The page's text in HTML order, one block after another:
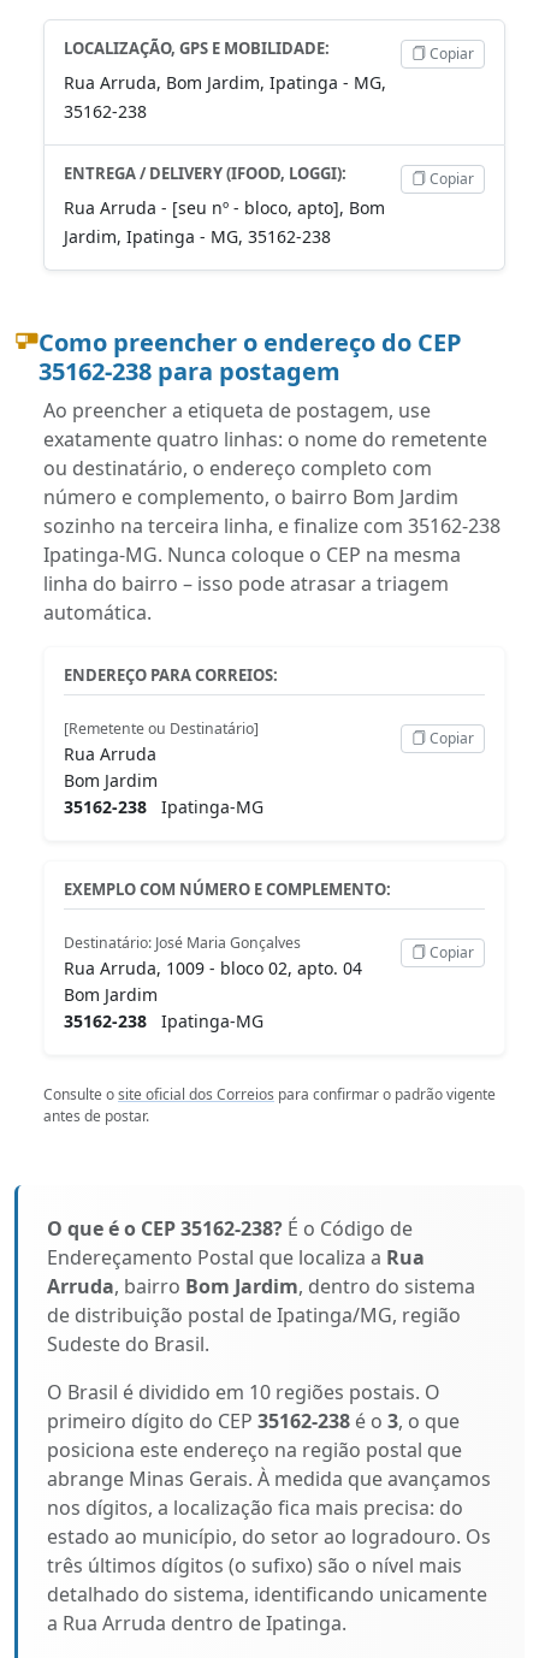
LOCALIZAÇÃO, GPS E MOBILIDADE:
Rua Arruda, Bom Jardim, Ipatinga - MG,
35162-238
Copiar
ENTREGA / DELIVERY (IFOOD, LOGGI):
Rua Arruda - [seu nº - bloco, apto], Bom
Jardim, Ipatinga - MG, 35162-238
Copiar
Como preencher o endereço do CEP
35162-238 para postagem
Ao preencher a etiqueta de postagem, use
exatamente quatro linhas: o nome do remetente
ou destinatário, o endereço completo com
número e complemento, o bairro Bom Jardim
sozinho na terceira linha, e finalize com 35162-238
Ipatinga-MG. Nunca coloque o CEP na mesma
linha do bairro – isso pode atrasar a triagem
automática.
ENDEREÇO PARA CORREIOS:
[Remetente ou Destinatário]
Rua Arruda
Bom Jardim
35162-238 Ipatinga-MG
Copiar
EXEMPLO COM NÚMERO E COMPLEMENTO:
Destinatário: José Maria Gonçalves
Rua Arruda, 1009 - bloco 02, apto. 04
Bom Jardim
35162-238 Ipatinga-MG
Copiar
Consulte osite oficial dos Correios para confirmar o padrão vigente
antes de postar.
O que é o CEP 35162-238? É o Código de
Endereçamento Postal que localiza a Rua
Arruda, bairro Bom Jardim, dentro do sistema
de distribuição postal de Ipatinga/MG, região
Sudeste do Brasil.
O Brasil é dividido em 10 regiões postais. O
primeiro dígito do CEP 35162-238 é o 3, o que
posiciona este endereço na região postal que
abrange Minas Gerais. À medida que avançamos
nos dígitos, a localização fica mais precisa: do
estado ao município, do setor ao logradouro. Os
três últimos dígitos (o sufixo) são o nível mais
detalhado do sistema, identificando unicamente
a Rua Arruda dentro de Ipatinga.